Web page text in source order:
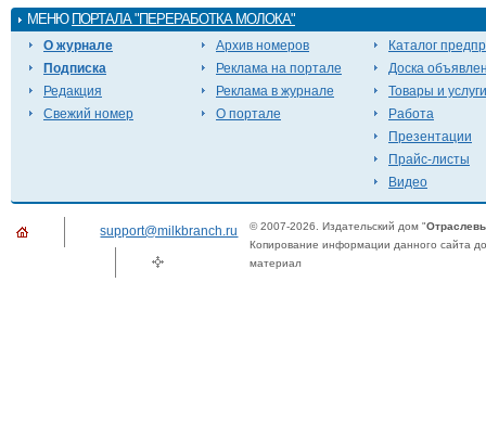
МЕНЮ ПОРТАЛА "ПЕРЕРАБОТКА МОЛОКА"
О журнале
Подписка
Редакция
Свежий номер
Архив номеров
Реклама на портале
Реклама в журнале
О портале
Каталог
Доска
Товары и услуги
Работа
Презентации
Прайс-листы
Видео
support@milkbranch.ru © 2007-2026. Издательский дом "
Копирование информации данного сайта
материал